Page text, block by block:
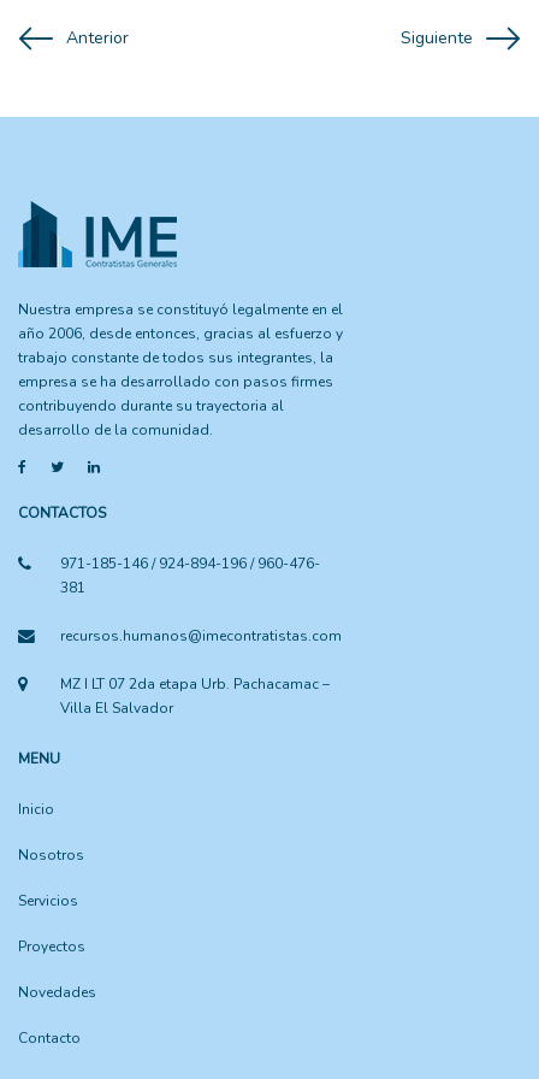
Anterior Siguiente
Nuestra empresa se constituyó legalmente en el
año 2006, desde entonces, gracias al esfuerzo y
trabajo constante de todos sus integrantes, la
empresa se ha desarrollado con pasos firmes
contribuyendo durante su trayectoria al
desarrollo de la comunidad.
CONTACTOS
971-185-146 / 924-894-196 / 960-476-
381
recursos.humanos@imecontratistas.com
MZ I LT 07 2da etapa Urb. Pachacamac –
Villa El Salvador
MENU
Inicio
Nosotros
Servicios
Proyectos
Novedades
Contacto